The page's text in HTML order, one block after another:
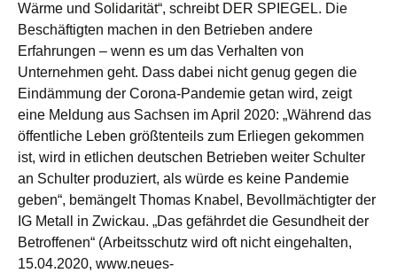
Wärme und Solidarität“, schreibt DER SPIEGEL. Die
Beschäftigten machen in den Betrieben andere
Erfahrungen – wenn es um das Verhalten von
Unternehmen geht. Dass dabei nicht genug gegen die
Eindämmung der Corona-Pandemie getan wird, zeigt
eine Meldung aus Sachsen im April 2020: „Während das
öffentliche Leben größtenteils zum Erliegen gekommen
ist, wird in etlichen deutschen Betrieben weiter Schulter
an Schulter produziert, als würde es keine Pandemie
geben“, bemängelt Thomas Knabel, Bevollmächtigter der
IG Metall in Zwickau. „Das gefährdet die Gesundheit der
Betroffenen“ (Arbeitsschutz wird oft nicht eingehalten,
15.04.2020, www.neues-